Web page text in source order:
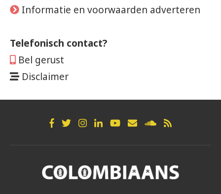
Informatie en voorwaarden adverteren
Telefonisch contact?
Bel gerust
Disclaimer